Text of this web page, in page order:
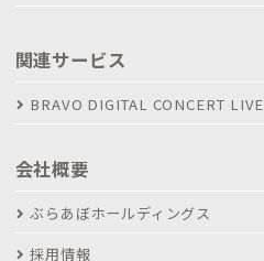
関連サービス
BRAVO DIGITAL CONCERT LIVE
会社概要
ぶらあぼホールディングス
採用情報